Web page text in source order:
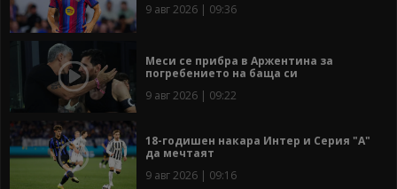
9 авг 2026 | 09:36
Меси се прибра в Аржентина за
погребението на баща си
9 авг 2026 | 09:22
18-годишен накара Интер и Серия "А"
да мечтаят
9 авг 2026 | 09:16